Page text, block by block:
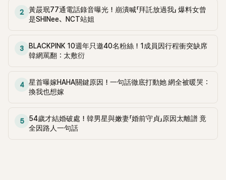
2
黃晸珉77通電話錄音曝光！崩潰喊「拜託放過我」 爆料女曾
是SHINee、NCT站姐
3
BLACKPINK 10週年只邀40名粉絲！1成員因行程衝突缺席
韓網罵翻：太敷衍
4
星首曝嫁HAHA關鍵原因！一句話徹底打動她 網全被暖哭：
換我也想嫁
5
54歲才結婚破處！韓男星與嫩妻「婚前守貞」原因太離譜 竟
全因路人一句話